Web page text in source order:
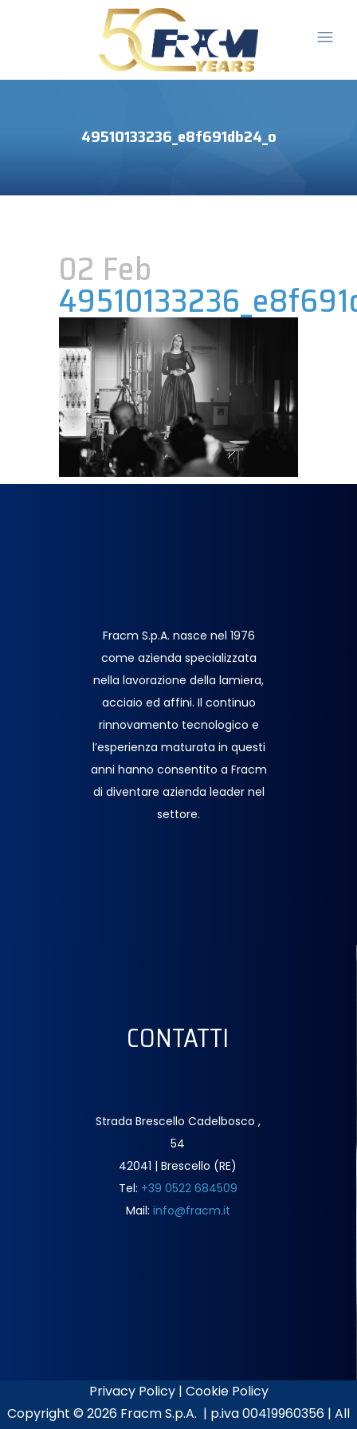
49510133236_e8f691db24_o
02 Feb
Fracm S.p.A. nasce nel 1976
come azienda specializzata
nella lavorazione della lamiera,
acciaio ed affini. Il continuo
rinnovamento tecnologico e
l’esperienza maturata in questi
anni hanno consentito a Fracm
di diventare azienda leader nel
settore.
CONTATTI
Strada Brescello Cadelbosco ,
54
42041 | Brescello (RE)
Tel: +39 0522 684509
Mail: info@fracm.it
Privacy Policy| Cookie Policy
Copyright © 2026 Fracm S.p.A. | p.iva 00419960356 | All